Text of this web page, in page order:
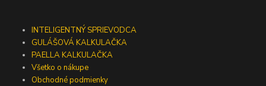
INTELIGENTNÝ SPRIEVODCA
GULÁŠOVÁ KALKULAČKA
PAELLA KALKULAČKA
Všetko o nákupe
Obchodné podmienky